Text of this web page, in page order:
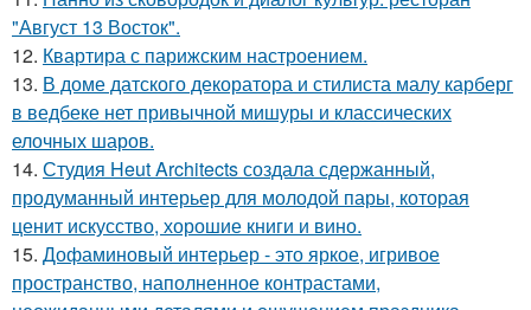
"Август 13 Восток".
12. Квартира с парижским настроением.
13. В доме датского декоратора и стилиста малу карберг
в ведбеке нет привычной мишуры и классических
елочных шаров.
14. Студия Heut Architects создала сдержанный,
продуманный интерьер для молодой пары, которая
ценит искусство, хорошие книги и вино.
15. Дофаминовый интерьер - это яркое, игривое
пространство, наполненное контрастами,